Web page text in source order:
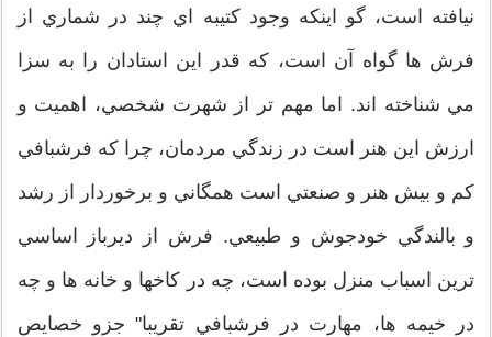
نيافته است، گو اينكه وجود كتيبه اي چند در شماري از
فرش ها گواه آن است، كه قدر اين استادان را به سزا
مي شناخته اند. اما مهم تر از شهرت شخصي، اهميت و
ارزش اين هنر است در زندگي مردمان، چرا كه فرشبافي
كم و بيش هنر و صنعتي است همگاني و برخوردار از رشد
و بالندگي خودجوش و طبيعي. فرش از ديرباز اساسي
ترين اسباب منزل بوده است، چه در كاخها و خانه ها و چه
در خيمه ها، مهارت در فرشبافي تقريبا" جزو خصايص